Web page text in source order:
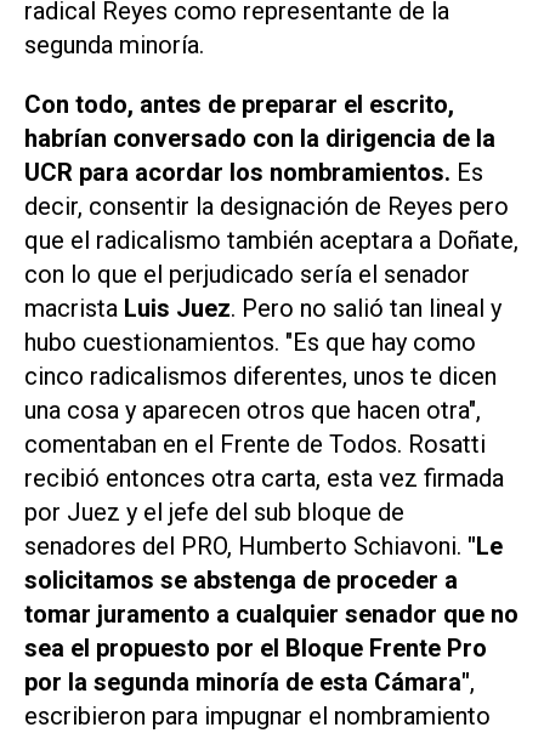
radical Reyes como representante de la
segunda minoría.
Con todo, antes de preparar el escrito,
habrían conversado con la dirigencia de la
UCR para acordar los nombramientos. Es
decir, consentir la designación de Reyes pero
que el radicalismo también aceptara a Doñate,
con lo que el perjudicado sería el senador
macrista Luis Juez. Pero no salió tan lineal y
hubo cuestionamientos. "Es que hay como
cinco radicalismos diferentes, unos te dicen
una cosa y aparecen otros que hacen otra",
comentaban en el Frente de Todos. Rosatti
recibió entonces otra carta, esta vez firmada
por Juez y el jefe del sub bloque de
senadores del PRO, Humberto Schiavoni. "Le
solicitamos se abstenga de proceder a
tomar juramento a cualquier senador que no
sea el propuesto por el Bloque Frente Pro
por la segunda minoría de esta Cámara",
escribieron para impugnar el nombramiento